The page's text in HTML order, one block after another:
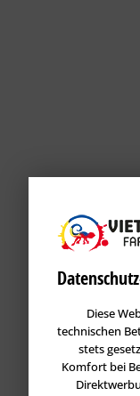
Diese
technischen
stets
Komfort bei